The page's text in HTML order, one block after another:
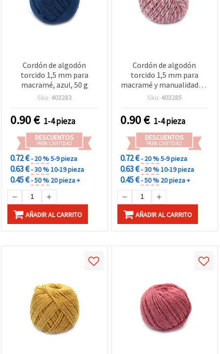
Cordón de algodón
torcido 1,5 mm para
macramé, azul, 50 g
Sku: 403283
0.90€ 1-4 pieza
DESCUENTOS
PARA CANTIDAD
0.72 €- 20 %5-9 pieza
0.63 €- 30 %10-19 pieza
0.45 €- 50 % 20 pieza +
AÑADIR AL CARRITO
Cordón de algodón
torcido 1,5 mm para
macramé y manualidades,
blanco y rosa claro - 50 g
Sku: 403285
0.90€ 1-4 pieza
DESCUENTOS
PARA CANTIDAD
0.72 €- 20 %5-9 pieza
0.63 €- 30 %10-19 pieza
0.45 €- 50 % 20 pieza +
AÑADIR AL CARRITO